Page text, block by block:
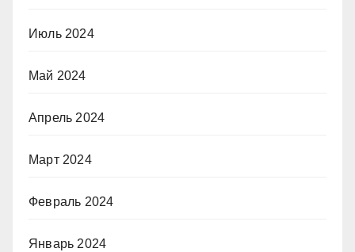
Июль 2024
Май 2024
Апрель 2024
Март 2024
Февраль 2024
Январь 2024